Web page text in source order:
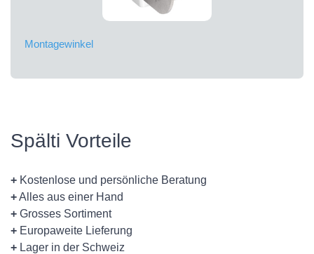
Montagewinkel
Spälti Vorteile
+ Kostenlose und persönliche Beratung
+Alles aus einer Hand
+ Grosses Sortiment
+ Europaweite Lieferung
+ Lager in der Schweiz